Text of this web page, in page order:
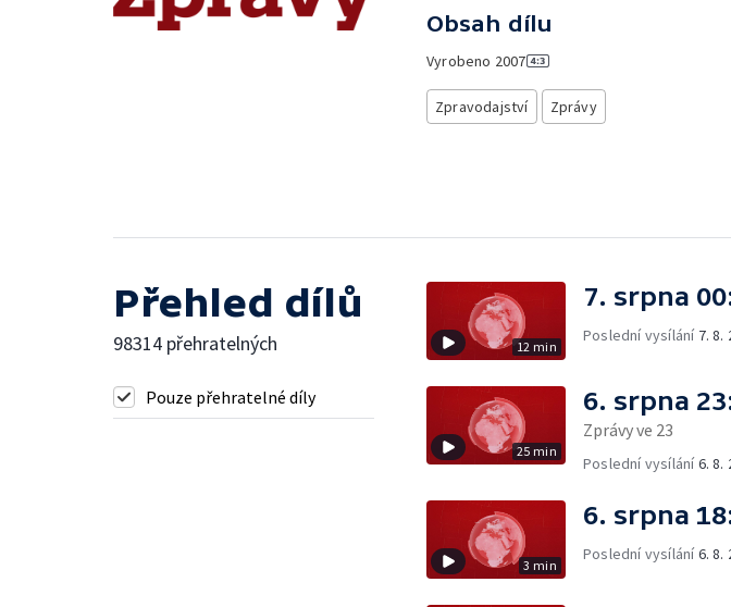
Obsah dílu
Vyrobeno 2007
Zpravodajství Zprávy
Přehled dílů
98314 přehratelných
Pouze přehratelné díly
12 min
7. srpna
Poslední vysílání 7. 8.
25 min
6. srpna
Zprávy ve 23
Poslední vysílání6. 8.
3 min
6. srpna
Poslední vysílání6. 8.